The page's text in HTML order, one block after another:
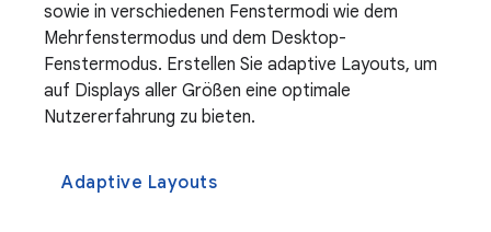
sowie in verschiedenen Fenstermodi wie dem
Mehrfenstermodus und dem Desktop-
Fenstermodus. Erstellen Sie adaptive Layouts, um
auf Displays aller Größen eine optimale
Nutzererfahrung zu bieten.
Adaptive Layouts